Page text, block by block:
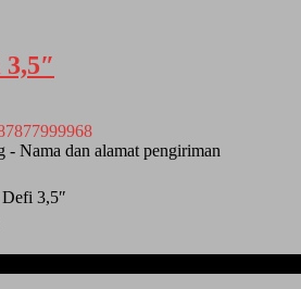
Nama dan alamat pengiriman
3,5″